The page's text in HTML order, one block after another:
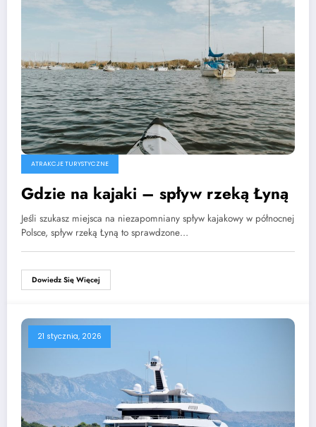
ATRAKCJE TURYSTYCZNE
Gdzie na kajaki – spływ rzeką Łyną
Jeśli szukasz miejsca na niezapomniany spływ kajakowy w północnej
Polsce, spływ rzeką Łyną to sprawdzone…
Dowiedz Się Więcej
21 stycznia, 2026